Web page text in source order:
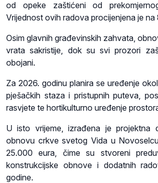
od opeke zaštićeni od
Vrijednost ovih radova procijenjena je na
Osim glavnih građevinskih zahvata,
vrata sakristije, dok su svi prozori
obojani.
Za 2026. godinu planira se uređenje
pješačkih staza i pristupnih puteva,
rasvjete te hortikulturno uređenje
U isto vrijeme, izrađena je projektna
obnovu crkve svetog Vida u
25.000 eura, čime su stvoreni
konstrukcijske obnove i dodatnih
godine.